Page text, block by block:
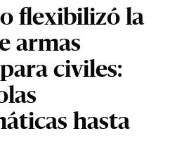
flexibilizó la
armas
civiles:
hasta